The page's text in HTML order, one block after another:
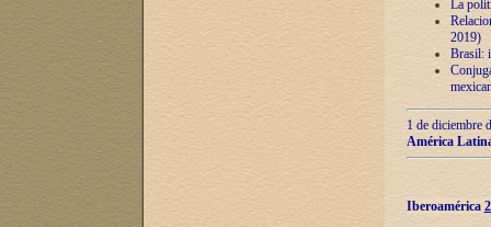
La
2019)
Brasil:
1 de diciembre
América
Iberoamérica